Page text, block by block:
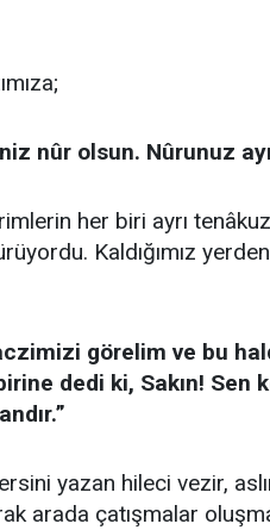
nûr olsun. Nûrunuz
her biri ayrı
Kaldığımız
görelim ve bu
dedi ki, Sakın! Sen
yazan hileci vezir,
arada çatışmalar